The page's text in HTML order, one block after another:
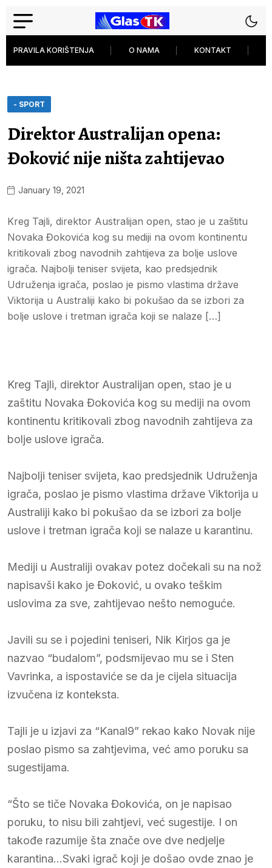
PRAVILA KORIŠTENJA O NAMA KONTAKT
- SPORT
Direktor Australijan opena:
Đoković nije ništa zahtijevao
January 19, 2021
Kreg Tajli, direktor Australijan open, stao je u zaštitu
Novaka Đokovića kog su mediji na ovom kontinentu
kritikovali zbog navodnih zahtijeva za bolje uslove
igrača. Najbolji teniser svijeta, kao predsjednik
Udruženja igrača, poslao je pismo vlastima države
Viktorija u Australiji kako bi pokušao da se izbori za
bolje uslove i tretman igrača koji se nalaze […]
Kreg Tajli, direktor Australijan open, stao je u
zaštitu Novaka Đokovića kog su mediji na ovom
kontinentu kritikovali zbog navodnih zahtijeva za
bolje uslove igrača.
Najbolji teniser svijeta, kao predsjednik Udruženja
igrača, poslao je pismo vlastima države Viktorija u
Australiji kako bi pokušao da se izbori za bolje
uslove i tretman igrača koji se nalaze u karantinu.
Mediji u Australiji ovakav potez dočekali su na nož
napisavši kako je Đoković, u ovako teškim
uslovima za sve, zahtijevao nešto nemoguće.
Јavili su se i pojedini teniseri, Nik Kirjos ga je
nazvao “budalom”, podsmijevao mu se i Sten
Vavrinka, a ispostaviće se da je cijela situacija
izvučena iz konteksta.
Tajli je u izjavi za “Kanal9” rekao kako Novak nije
poslao pismo sa zahtjevima, već amo poruku sa
sugestijama.
“Što se tiče Novaka Đokovića, on je napisao
poruku, to nisu bili zahtjevi, već sugestije. I on
takođe razumije šta znače ove dve nedjelje
karantina…Svaki igrač koji je došao ovde znao je